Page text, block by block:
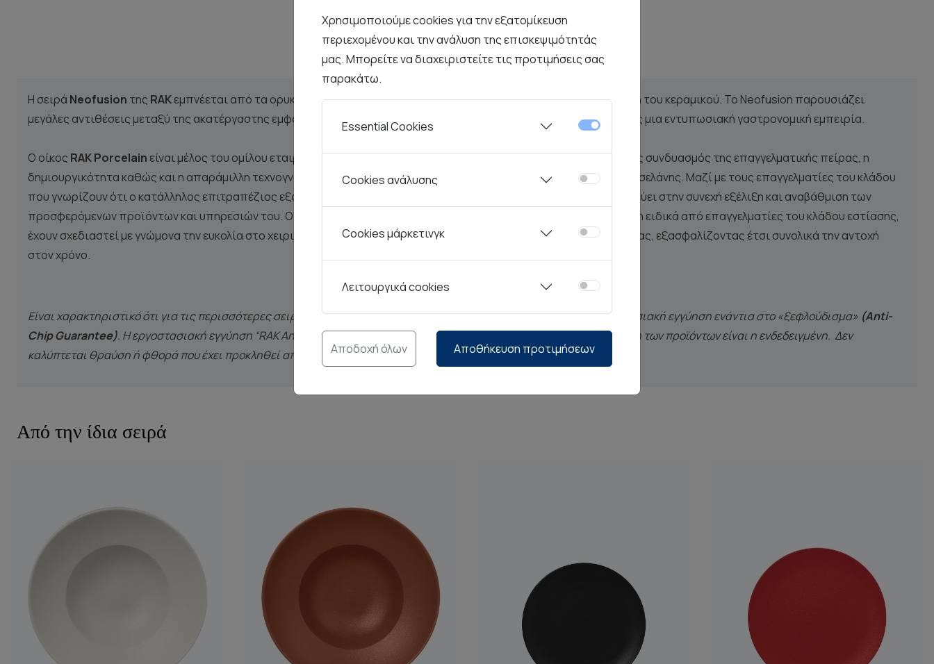
Περιγραφή Χαρακτηριστικά Συντήρηση
Η σειρά Neofusion της RAKεμπνέεται από τα ορυκτά υλικά. Κάθε κομμάτι έχει τη δύναμη της πορσελάνης και την όψη του κεραμικού. Το Neofusion παρουσιάζει
μεγάλες αντιθέσεις μεταξύ της ακατέργαστης εμφάνισής του και του εκλεπτισμένου υλικού των πιάτων, παρέχοντας μια εντυπωσιακή γαστρονομική εμπειρία.
Ο οίκος RAK Porcelain είναι μέλος του ομίλου εταιριών Rak Ceramics.Από την ίδρυση του ομίλου το 1991, ο επιτυχής συνδυασμός της επαγγελματικής πείρας, η
δημιουργικότητα καθώς και η απαράμιλλη τεχνογνωσία έχει ωθήσει την RAK σε μια ηγετική θέση στον κλάδο της πορσελάνης. Μαζί με τους επαγγελματίες του κλάδου
που γνωρίζουν ότι ο κατάλληλος επιτραπέζιος εξοπλισμός προσθέτει αξία στις υπηρεσίες τους, ο οίκος RAK στοχεύει στην συνεχή εξέλιξη και αναβάθμιση των
προσφερόμενων προϊόντων και υπηρεσιών του. Οι καινοτόμες συλλογές επιτραπέζιων ειδών, μελετημένες για χρήση ειδικά από επαγγελματίες του κλάδου εστίασης,
έχουν σχεδιαστεί με γνώμονα την ευκολία στο χειρισμό, την αντοχή στην σκληρή χρήση και τις μεταβολές θερμοκρασίας, εξασφαλίζοντας έτσι συνολικά την αντοχή
στον χρόνο.
Είναι χαρακτηριστικό ότι για τις περισσότερες σειρές που διαθέτει ο οίκος RAK, προσφέρεται περιορισμένη εργοστασιακή εγγύηση ενάντια στο «ξεφλούδισμα» (Anti-
Chip Guarantee). Η εργοστασιακή εγγύηση “RAK Anti-Chip Guarantee” καλύπτει συγκεκριμένες σειρές εφόσον η χρήση των προϊόντων είναι η ενδεδειγμένη. Δεν
καλύπτεται θραύση ή φθορά που έχει προκληθεί από κακή ή μη κανονική χρήση των προϊόντων.
Από την ίδια σειρά
Χρησιμοποιούμε cookies για την εξατομίκευση
περιεχομένου και την ανάλυση της επισκεψιμότητάς
μας. Μπορείτε να διαχειριστείτε τις προτιμήσεις σας
παρακάτω.
Essential Cookies
Cookies ανάλυσης
Cookies μάρκετινγκ
Λειτουργικά cookies
Αποδοχή όλων Αποθήκευση προτιμήσεων